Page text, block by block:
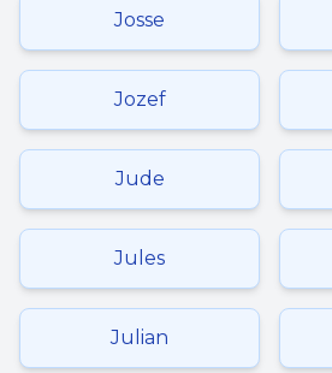
Josse
Jozef
Jude
Jules
Julian